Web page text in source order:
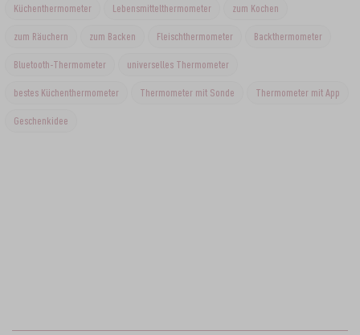
Küchenthermometer Lebensmittelthermometer zum Kochen
zum Räuchern zum Backen Fleischthermometer Backthermometer
Bluetooth-Thermometer universelles Thermometer
bestes Küchenthermometer Thermometer mit Sonde Thermometer mit App
Geschenkidee